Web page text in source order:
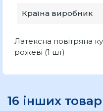
Країна виробник
Латексна повітряна
рожеві (1 шт)
16 інших